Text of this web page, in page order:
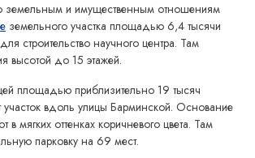
земельным и имущественным отношениям
земельного участка площадью 6,4 тысячи
строительство научного центра. Там
высотой до 15 этажей.
площадью приблизительно 19 тысяч
участок вдоль улицы Барминской. Основание
мягких оттенках коричневого цвета. Там
парковку на 69 мест.